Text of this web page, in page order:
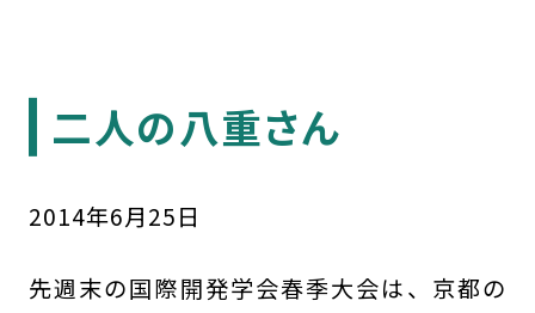
二人の八重さん
2014年6月25日
先週末の国際開発学会春季大会は、京都の